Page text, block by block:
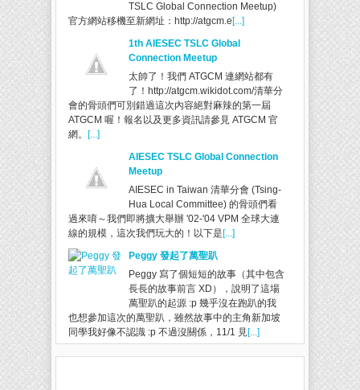
TSLC Global Connection Meetup)
官方網站移機至新網址：http://atgcm.e[...]
1th AIESEC TSLC Global
Connection Meetup
太帥了！我們 ATGCM 連網站都有
了！http://atgcm.wikidot.com/清華分
會的骨頭們可別錯過這次內容絕對麻辣的第一屆
ATGCM 喔！報名以及更多資訊請參見 ATGCM 官
網。 [...]
AIESEC TSLC Global Connection
Meetup
AIESEC in Taiwan 清華分會 (Tsing-
Hua Local Committee) 的骨頭們看
過來唷～我們即將擴大舉辦 '02-'04 VPM 全球大連
線的規模，這次我們玩大的！以下是[...]
Peggy 發起了萬聖趴
Peggy 寫了個短短的故事（其中包含
長長的故事前言 XD），說明了這場
萬聖趴的起源 :p 幾乎沒在跑趴的我
也想參加這次的萬聖趴，雖然故事中的主角新加坡
同學我好像不認識 :p 不過沒關係，11/1 見[...]